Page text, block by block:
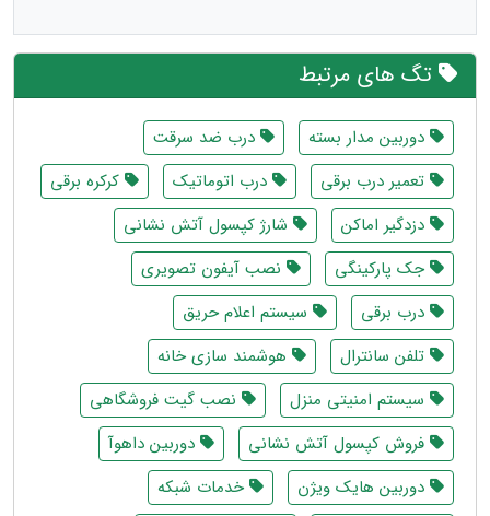
تگ های مرتبط
دوربین مدار بسته
درب ضد سرقت
تعمیر درب برقی
درب اتوماتیک
کرکره برقی
دزدگیر اماکن
شارژ کپسول آتش نشانی
جک پارکینگی
نصب آیفون تصویری
درب برقی
سیستم اعلام حریق
تلفن سانترال
هوشمند سازی خانه
سیستم امنیتی منزل
نصب گیت فروشگاهی
فروش کپسول آتش نشانی
دوربین داهوآ
دوربین هایک ویژن
خدمات شبکه